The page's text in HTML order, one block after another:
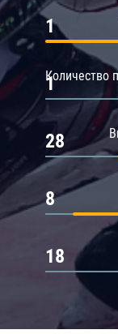
1
Количество
1
28
8
18